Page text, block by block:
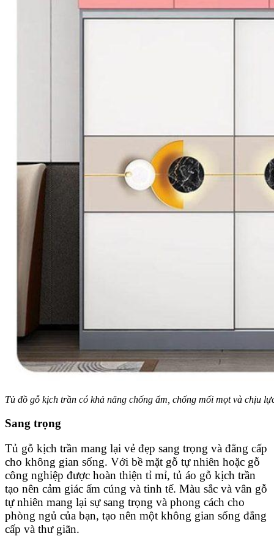
Tủ đồ gỗ kịch trần có khả năng chống ẩm, chống mối mọt và chịu
Sang trọng
Tủ gỗ kịch trần mang lại vẻ đẹp sang trọng và đẳng cấp
cho không gian sống. Với bề mặt gỗ tự nhiên hoặc gỗ
công nghiệp được hoàn thiện tỉ mỉ, tủ áo gỗ kịch trần
tạo nên cảm giác ấm cúng và tinh tế. Màu sắc và vân gỗ
tự nhiên mang lại sự sang trọng và phong cách cho
phòng ngủ của bạn, tạo nên một không gian sống đẳng
cấp và thư giãn.